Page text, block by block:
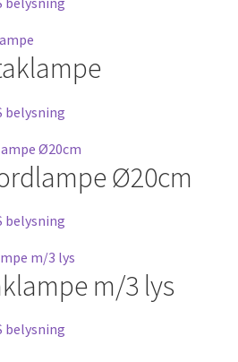
belysning
Ø20cm
belysning
m/3 lys
belysning